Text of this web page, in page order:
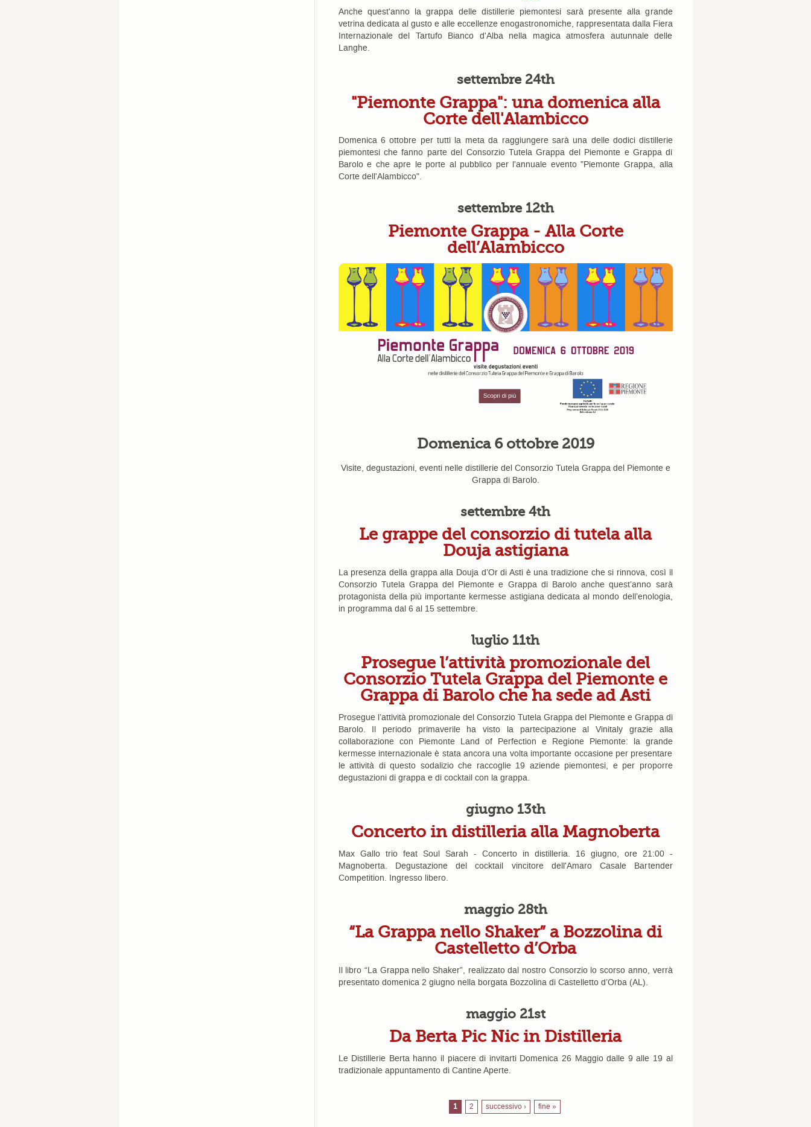
Anche quest'anno la grappa delle distillerie piemontesi sarà presente alla grande
vetrina dedicata al gusto e alle eccellenze enogastronomiche, rappresentata dalla Fiera
Internazionale del Tartufo Bianco d'Alba nella magica atmosfera autunnale delle
Langhe.
settembre 24th
"Piemonte Grappa": una domenica alla
Corte dell'Alambicco
Domenica 6 ottobre per tutti la meta da raggiungere sarà una delle dodici distillerie
piemontesi che fanno parte del Consorzio Tutela Grappa del Piemonte e Grappa di
Barolo e che apre le porte al pubblico per l'annuale evento "Piemonte Grappa, alla
Corte dell'Alambicco".
settembre 12th
Piemonte Grappa - Alla Corte
dell’Alambicco
Domenica 6 ottobre 2019
Visite, degustazioni, eventi nelle distillerie del Consorzio Tutela Grappa del Piemonte e
Grappa di Barolo.
settembre 4th
Le grappe del consorzio di tutela alla
Douja astigiana
La presenza della grappa alla Douja d’Or di Asti è una tradizione che si rinnova, così il
Consorzio Tutela Grappa del Piemonte e Grappa di Barolo anche quest’anno sarà
protagonista della più importante kermesse astigiana dedicata al mondo dell’enologia,
in programma dal 6 al 15 settembre.
luglio 11th
Prosegue l’attività promozionale del
Consorzio Tutela Grappa del Piemonte e
Grappa di Barolo che ha sede ad Asti
Prosegue l’attività promozionale del Consorzio Tutela Grappa del Piemonte e Grappa di
Barolo. Il periodo primaverile ha visto la partecipazione al Vinitaly grazie alla
collaborazione con Piemonte Land of Perfection e Regione Piemonte: la grande
kermesse internazionale è stata ancora una volta importante occasione per presentare
le attività di questo sodalizio che raccoglie 19 aziende piemontesi, e per proporre
degustazioni di grappa e di cocktail con la grappa.
giugno 13th
Concerto in distilleria alla Magnoberta
Max Gallo trio feat Soul Sarah - Concerto in distilleria. 16 giugno, ore 21:00 -
Magnoberta. Degustazione del cocktail vincitore dell'Amaro Casale Bartender
Competition. Ingresso libero.
maggio 28th
“La Grappa nello Shaker” a Bozzolina di
Castelletto d’Orba
Il libro “La Grappa nello Shaker”, realizzato dal nostro Consorzio lo scorso anno, verrà
presentato domenica 2 giugno nella borgata Bozzolina di Castelletto d’Orba (AL).
maggio 21st
Da Berta Pic Nic in Distilleria
Le Distillerie Berta hanno il piacere di invitarti Domenica 26 Maggio dalle 9 alle 19 al
tradizionale appuntamento di Cantine Aperte.
1 2 successivo › fine »